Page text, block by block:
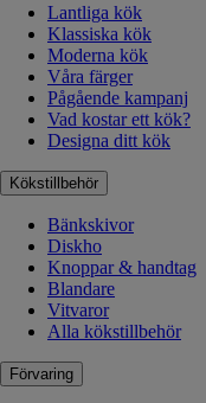
Lantliga kök
Klassiska kök
Moderna kök
Våra färger
Pågående kampanj
Vad kostar ett kök?
Designa ditt kök
Kökstillbehör
Bänkskivor
Diskho
Knoppar & handtag
Blandare
Vitvaror
Alla kökstillbehör
Förvaring